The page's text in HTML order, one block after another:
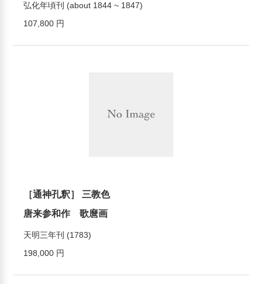
弘化年頃刊 (about 1844 ~ 1847)
107,800 円
［通神孔釈］ 三教色
唐来参和作 歌麿画
天明三年刊 (1783)
198,000 円